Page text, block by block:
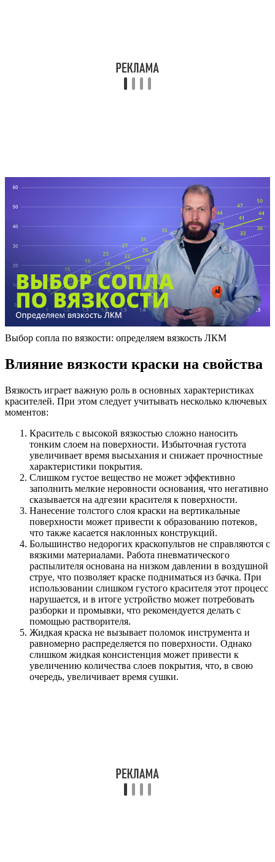
Выбор сопла по вязкости: определяем вязкость ЛКМ
Влияние вязкости краски на свойства
Вязкость играет важную роль в основных характеристиках
красителей. При этом следует учитывать несколько ключевых
моментов:
Краситель с высокой вязкостью сложно наносить
тонким слоем на поверхности. Избыточная густота
увеличивает время высыхания и снижает прочностные
характеристики покрытия.
Слишком густое вещество не может эффективно
заполнить мелкие неровности основания, что негативно
сказывается на адгезии красителя к поверхности.
Нанесение толстого слоя краски на вертикальные
поверхности может привести к образованию потеков,
что также касается наклонных конструкций.
Большинство недорогих краскопультов не справляются с
вязкими материалами. Работа пневматического
распылителя основана на низком давлении в воздушной
струе, что позволяет краске подниматься из бачка. При
использовании слишком густого красителя этот процесс
нарушается, и в итоге устройство может потребовать
разборки и промывки, что рекомендуется делать с
помощью растворителя.
Жидкая краска не вызывает поломок инструмента и
равномерно распределяется по поверхности. Однако
слишком жидкая консистенция может привести к
увеличению количества слоев покрытия, что, в свою
очередь, увеличивает время сушки.